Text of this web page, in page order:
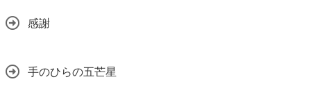
感謝
手のひらの五芒星